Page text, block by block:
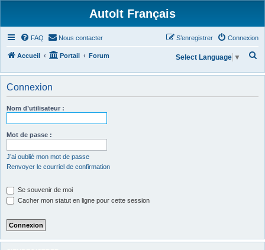
AutoIt Français
FAQ Nous contacter Connexion
S’enregistrer
Accueil Portail Forum
h
Select Language ▼
Connexion
Nom d’utilisateur :
Mot de passe :
J’ai oublié mon mot de passe
Renvoyer le courriel de confirmation
Se souvenir de moi
Cacher mon statut en ligne pour cette session